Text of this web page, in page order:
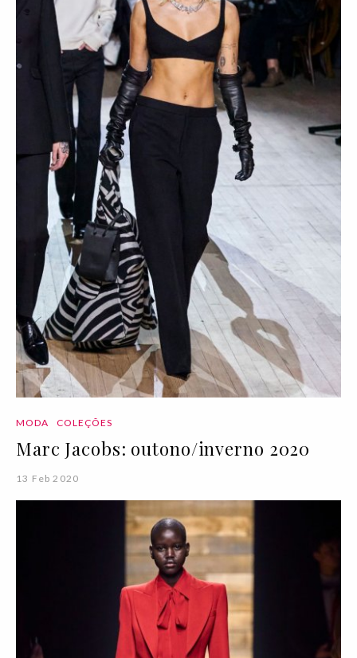
MODA COLEÇÕES
Marc Jacobs: outono/inverno 2020
13 Feb 2020